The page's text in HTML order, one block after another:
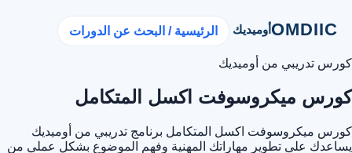
OMDIICأوميديك الرئيسية / البحث عن الدورات
كورس تدريبي من أوميديك
كورس ميكروسوفت اكسل المتكامل
كورس ميكروسوفت اكسل المتكامل برنامج تدريبي من أوميديك
يساعدك على تطوير مهاراتك المهنية وفهم الموضوع بشكل عملي من